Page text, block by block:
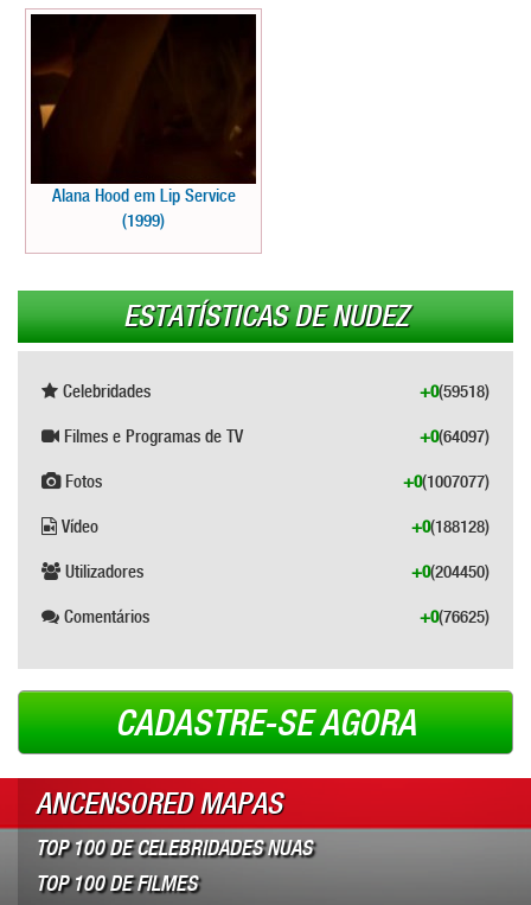
Alana Hood em Lip Service
(1999)
ESTATÍSTICAS DE NUDEZ
Celebridades (59518)
+0
Filmes e Programas de TV (64097)
+0
Fotos (1007077)
+0
Vídeo (188128)
+0
Utilizadores (204450)
+0
Comentários (76625)
+0
CADASTRE-SE AGORA
ANCENSORED MAPAS
TOP 100 DE CELEBRIDADES NUAS
TOP 100 DE FILMES